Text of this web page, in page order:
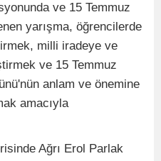
ve 15 Temmuz
yarışma, öğrencilerde
milli iradeye ve
ve 15 Temmuz
anlam ve önemine
amacıyla
Ağrı Erol Parlak